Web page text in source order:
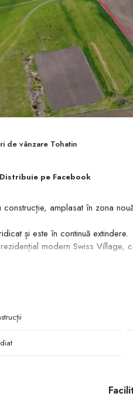
de vânzare Tohatin
Distribuie pe Facebook
amplasat în zona
și este în continuă extindere.
modern Swiss Village,
multe loturi alăturate.
o oportunitate excelentă de a